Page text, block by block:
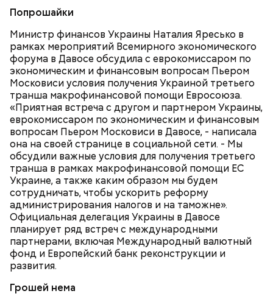
Попрошайки
Министр финансов Украины Наталия Яресько в
рамках мероприятий Всемирного экономического
форума в Давосе обсудила с еврокомиссаром по
экономическим и финансовым вопросам Пьером
Московиси условия получения Украиной третьего
транша макрофинансовой помощи Евросоюза.
«Приятная встреча с другом и партнером Украины,
еврокомиссаром по экономическим и финансовым
вопросам Пьером Московиси в Давосе, - написала
она на своей странице в социальной сети. - Мы
обсудили важные условия для получения третьего
транша в рамках макрофинансовой помощи ЕС
Украине, а также каким образом мы будем
сотрудничать, чтобы ускорить реформу
администрирования налогов и на таможне».
Официальная делегация Украины в Давосе
планирует ряд встреч с международными
партнерами, включая Международный валютный
фонд и Европейский банк реконструкции и
развития.
Грошей нема
На Руси святителя Николая издавна считали
покровителем моряков, купцов и детей. Ему
молились и земледельцы — о хорошей погоде, о
добром урожае. Была поговорка: «Кто Николая
Святой Николай Чудотворец считается
покровителем путешествующих, а также
оберегает детей и подростков. Многие мамы
провожают своих чад на прогулку, прося святого
Николая присмотреть за ними, сберечь от разных
уличных происшествий. Кроме того, святому
Николаю молятся о вразумлении своих детей,
попавших в плохую компанию, и хуже того —
пристрастившихся к наркотикам. Молятся
святителю Николаю о благополучном замужестве
дочерей.
500 г помидоров;
150 г шпината;
зелень петрушки, укропа;
Кабачки очистить от кожицы. Нарезать
кружочками или дольками, предварительно удалив
сердцевину. Нарезанные кабачки обвалять в муке и
обжарить в масле (половина нормы). Зеленый лук
нашинковать, слегка спас-серовать в оставшемся
масле и добавить к нему нашинкованные листья
шпината, салата, зелень петрушки, помидоры,
нарезанные небольшими дольками, и все тушить 10
минут. Листья шпината или салата можно заменить
ботвой свеклы. Полученный соус заправить солью,
уксусом, сахаром. Подать кабачки в холодном
виде, посыпать их рубленым укропом.